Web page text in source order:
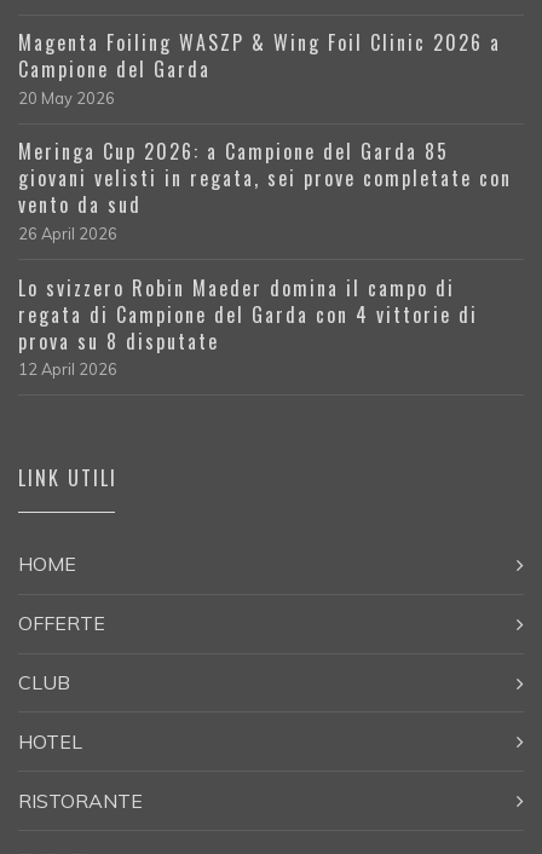
Magenta Foiling WASZP & Wing Foil Clinic 2026 a
Campione del Garda
20 May 2026
Meringa Cup 2026: a Campione del Garda 85
giovani velisti in regata, sei prove completate con
vento da sud
26 April 2026
Lo svizzero Robin Maeder domina il campo di
regata di Campione del Garda con 4 vittorie di
prova su 8 disputate
12 April 2026
LINK UTILI
HOME
OFFERTE
CLUB
HOTEL
RISTORANTE